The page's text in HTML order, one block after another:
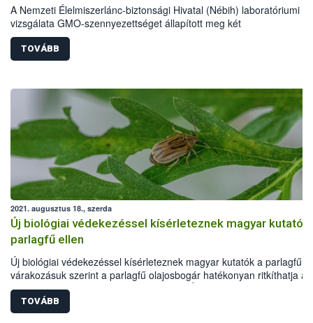
A Nemzeti Élelmiszerlánc-biztonsági Hivatal (Nébih) laboratóriumi
vizsgálata GMO-szennyezettséget állapított meg két
szójavetőmagtételből származó mintában. A pozitív eredmény
hatóság eljárást kezdeményezett a vetőmag előállítójával szemben,
valamint kötelezte a vetőmagot felhasználó termelőket az abból
TOVÁBB
2021. augusztus 18., szerda
Új biológiai védekezéssel kísérleteznek magyar kutatók
parlagfű ellen
Új biológiai védekezéssel kísérleteznek magyar kutatók a parlagfű
várakozásuk szerint a parlagfű olajosbogár hatékonyan ritkíthatja a
gyomnövényt - jelentették be a Nemzeti Élelmiszerlánc-biztonsági
Hivatal (Nébih), valamint az Eötvös Loránd Kutató Hálózat
Agrártudományi Kutatóközpont Növényvédelmi Intézetének (ATK
TOVÁBB